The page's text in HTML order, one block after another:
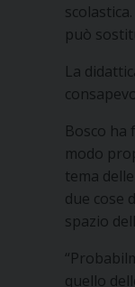
può
La
Bosco ha
modo
tema
due cose
spazio
quello